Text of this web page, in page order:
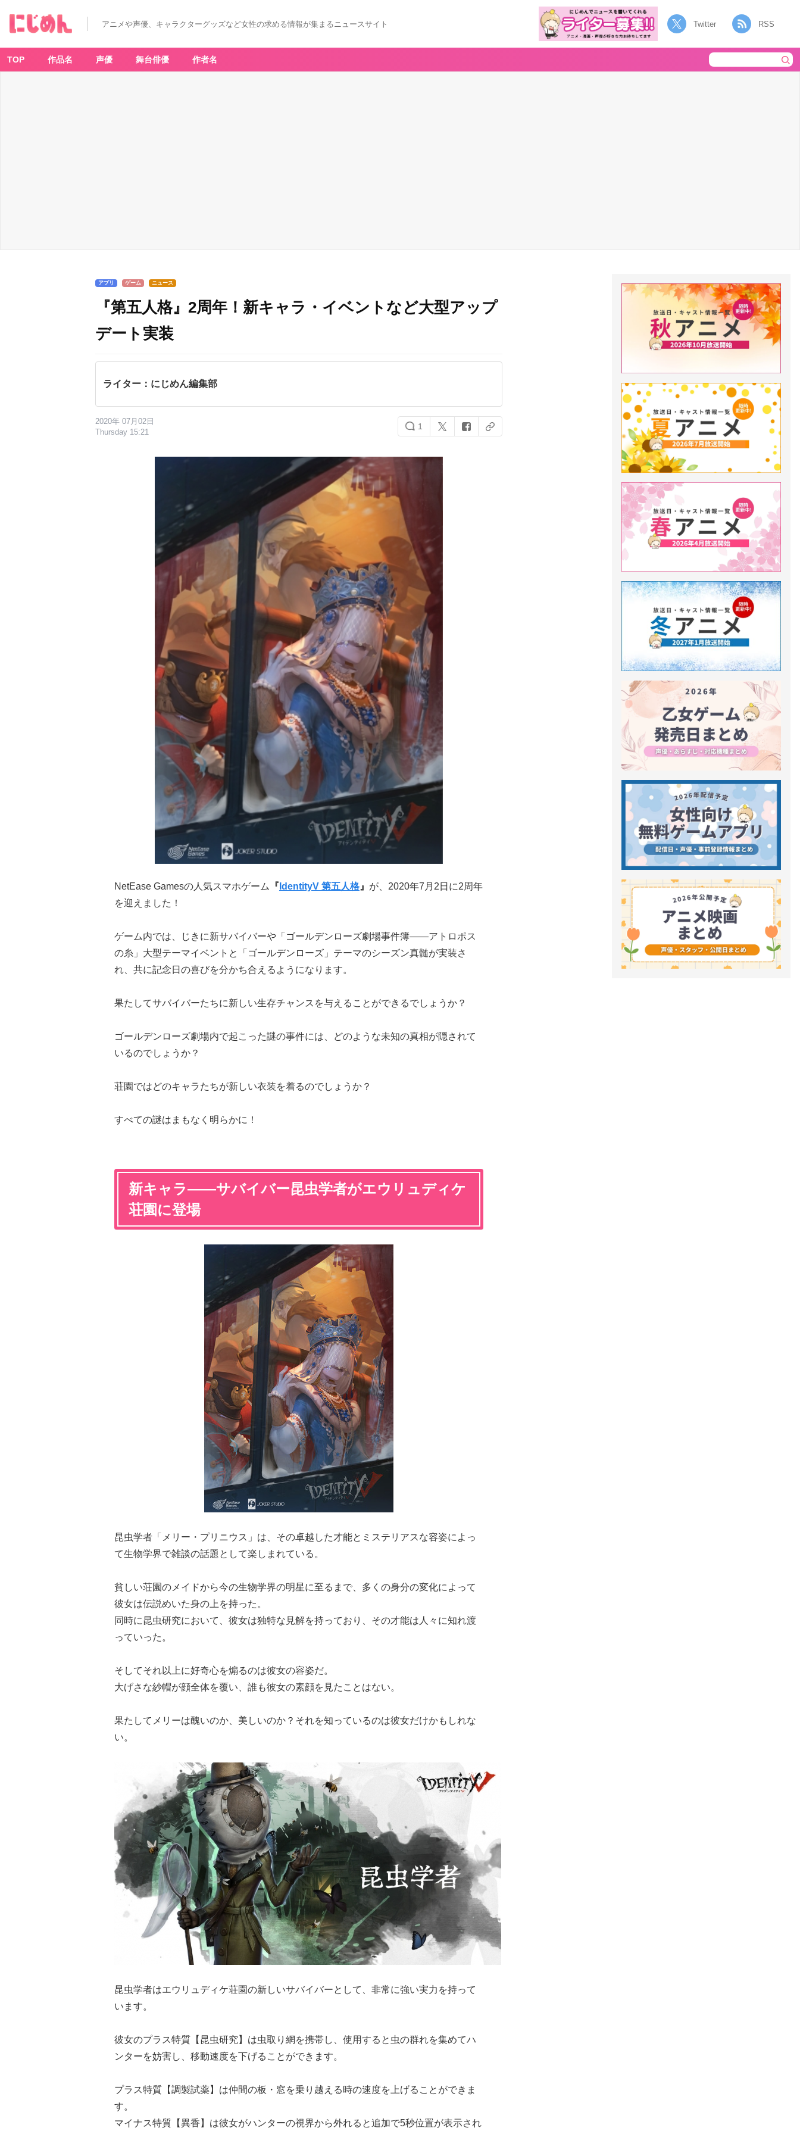
アニメや声優、キャラクターグッズなど女性の求める情報が集まるニュースサイト Twitter RSS
TOP 作品名 声優 舞台俳優 作者名
アプリ ゲーム ニュース
『第五人格』2周年！新キャラ・イベントなど大型アップ
デート実装
ライター：にじめん編集部
2020年 07月02日
Thursday 15:21
1
NetEase Gamesの人気スマホゲーム 『 IdentityV 第五人格 』 が、2020年7月2日に2周年
を迎えました！
ゲーム内では、じきに新サバイバーや「ゴールデンローズ劇場事件簿——アトロポス
の糸」大型テーマイベントと「ゴールデンローズ」テーマのシーズン真髄が実装さ
れ、共に記念日の喜びを分かち合えるようになります。
果たしてサバイバーたちに新しい生存チャンスを与えることができるでしょうか？
ゴールデンローズ劇場内で起こった謎の事件には、どのような未知の真相が隠されて
いるのでしょうか？
荘園ではどのキャラたちが新しい衣装を着るのでしょうか？
すべての謎はまもなく明らかに！
新キャラ——サバイバー昆虫学者がエウリュディケ
荘園に登場
昆虫学者「メリー・プリニウス」は、その卓越した才能とミステリアスな容姿によっ
て生物学界で雑談の話題として楽しまれている。
貧しい荘園のメイドから今の生物学界の明星に至るまで、多くの身分の変化によって
彼女は伝説めいた身の上を持った。
同時に昆虫研究において、彼女は独特な見解を持っており、その才能は人々に知れ渡
っていった。
そしてそれ以上に好奇心を煽るのは彼女の容姿だ。
大げさな紗帽が顔全体を覆い、誰も彼女の素顔を見たことはない。
果たしてメリーは醜いのか、美しいのか？それを知っているのは彼女だけかもしれな
い。
昆虫学者はエウリュディケ荘園の新しいサバイバーとして、非常に強い実力を持って
います。
彼女のプラス特質【昆虫研究】は虫取り網を携帯し、使用すると虫の群れを集めてハ
ンターを妨害し、移動速度を下げることができます。
プラス特質【調製試薬】は仲間の板・窓を乗り越える時の速度を上げることができま
す。
マイナス特質【異香】は彼女がハンターの視界から外れると追加で5秒位置が表示され